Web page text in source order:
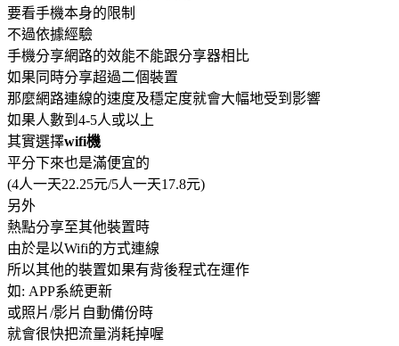
要看手機本身的限制
不過依據經驗
手機分享網路的效能不能跟分享器相比
如果同時分享超過二個裝置
那麼網路連線的速度及穩定度就會大幅地受到影響
如果人數到4-5人或以上
其實選擇wifi機
平分下來也是滿便宜的
(4人一天22.25元/5人一天17.8元)
另外
熱點分享至其他裝置時
由於是以Wifi的方式連線
所以其他的裝置如果有背後程式在運作
如: APP系統更新
或照片/影片自動備份時
就會很快把流量消耗掉喔